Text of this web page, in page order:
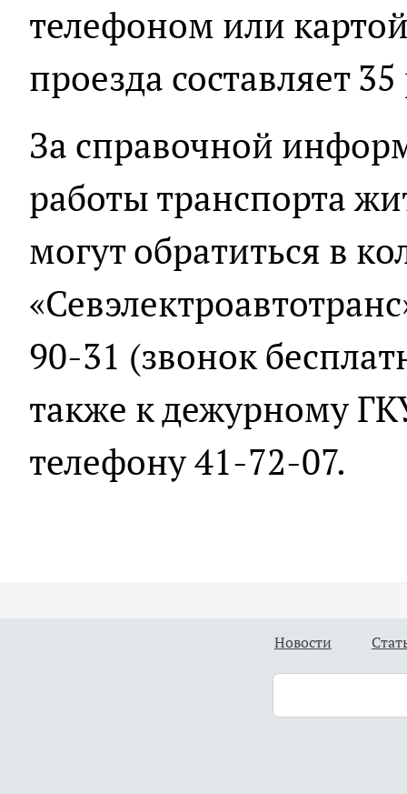
телефоном или
проезда составляет
За справочной
работы транспорта
могут обратиться в
90-31 (звонок
также к дежурному
телефону 41-72-07.
Новости